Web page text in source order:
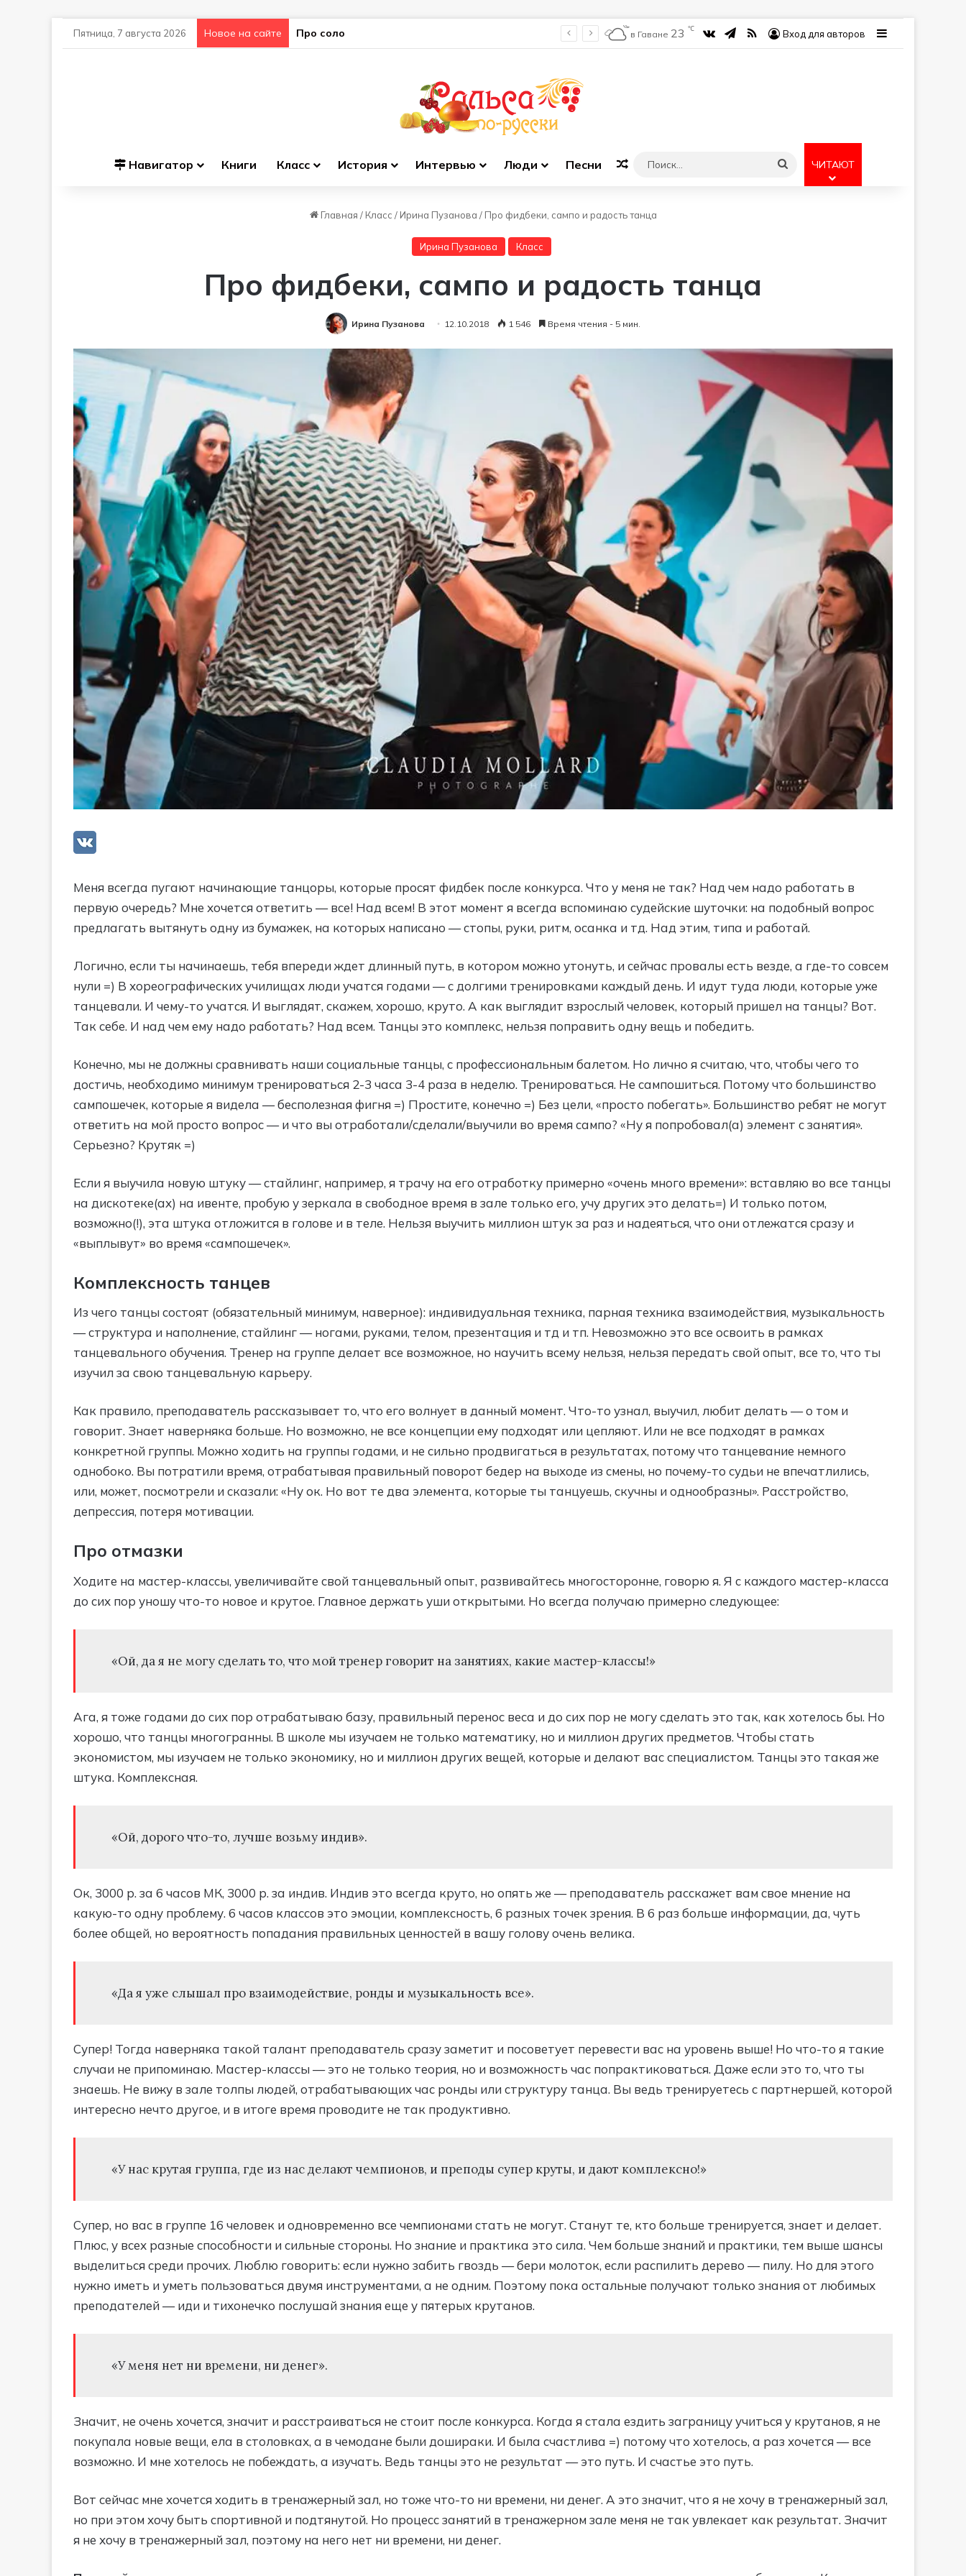
Пятница, 7 августа 2026 Новое на сайте Про соло в Гаване 23 ℃ vk.comTelegram
RSS Вход для авторов
Навигатор Книги Класс История Интервью Люди Песни Случайная статья Поиск...ЧИТАЮТ
Главная / Класс / Ирина Пузанова / Про фидбеки, сампо и радость танца
Ирина Пузанова Класс
Про фидбеки, сампо и радость танца
Ирина Пузанова 12.10.2018 1 546 Время чтения - 5 мин.
Меня всегда пугают начинающие танцоры, которые просят фидбек после конкурса. Что у меня не так? Над чем надо работать в
первую очередь? Мне хочется ответить — все! Над всем! В этот момент я всегда вспоминаю судейские шуточки: на подобный вопрос
предлагать вытянуть одну из бумажек, на которых написано — стопы, руки, ритм, осанка и тд. Над этим, типа и работай.
Логично, если ты начинаешь, тебя впереди ждет длинный путь, в котором можно утонуть, и сейчас провалы есть везде, а где-то совсем
нули =) В хореографических училищах люди учатся годами — с долгими тренировками каждый день. И идут туда люди, которые уже
танцевали. И чему-то учатся. И выглядят, скажем, хорошо, круто. А как выглядит взрослый человек, который пришел на танцы? Вот.
Так себе. И над чем ему надо работать? Над всем. Танцы это комплекс, нельзя поправить одну вещь и победить.
Конечно, мы не должны сравнивать наши социальные танцы, с профессиональным балетом. Но лично я считаю, что, чтобы чего то
достичь, необходимо минимум тренироваться 2-3 часа 3-4 раза в неделю. Тренироваться. Не сампошиться. Потому что большинство
сампошечек, которые я видела — бесполезная фигня =) Простите, конечно =) Без цели, «просто побегать». Большинство ребят не могут
ответить на мой просто вопрос — и что вы отработали/сделали/выучили во время сампо? «Ну я попробовал(а) элемент с занятия».
Серьезно? Крутяк =)
Если я выучила новую штуку — стайлинг, например, я трачу на его отработку примерно «очень много времени»: вставляю во все танцы
на дискотеке(ах) на ивенте, пробую у зеркала в свободное время в зале только его, учу других это делать=) И только потом,
возможно(!), эта штука отложится в голове и в теле. Нельзя выучить миллион штук за раз и надеяться, что они отлежатся сразу и
«выплывут» во время «сампошечек».
Комплексность танцев
Из чего танцы состоят (обязательный минимум, наверное): индивидуальная техника, парная техника взаимодействия, музыкальность
— структура и наполнение, стайлинг — ногами, руками, телом, презентация и тд и тп. Невозможно это все освоить в рамках
танцевального обучения. Тренер на группе делает все возможное, но научить всему нельзя, нельзя передать свой опыт, все то, что ты
изучил за свою танцевальную карьеру.
Как правило, преподаватель рассказывает то, что его волнует в данный момент. Что-то узнал, выучил, любит делать — о том и
говорит. Знает наверняка больше. Но возможно, не все концепции ему подходят или цепляют. Или не все подходят в рамках
конкретной группы. Можно ходить на группы годами, и не сильно продвигаться в результатах, потому что танцевание немного
однобоко. Вы потратили время, отрабатывая правильный поворот бедер на выходе из смены, но почему-то судьи не впечатлились,
или, может, посмотрели и сказали: «Ну ок. Но вот те два элемента, которые ты танцуешь, скучны и однообразны». Расстройство,
депрессия, потеря мотивации.
Про отмазки
Ходите на мастер-классы, увеличивайте свой танцевальный опыт, развивайтесь многосторонне, говорю я. Я с каждого мастер-класса
до сих пор уношу что-то новое и крутое. Главное держать уши открытыми. Но всегда получаю примерно следующее:
«Ой, да я не могу сделать то, что мой тренер говорит на занятиях, какие мастер-классы!»
Ага, я тоже годами до сих пор отрабатываю базу, правильный перенос веса и до сих пор не могу сделать это так, как хотелось бы. Но
хорошо, что танцы многогранны. В школе мы изучаем не только математику, но и миллион других предметов. Чтобы стать
экономистом, мы изучаем не только экономику, но и миллион других вещей, которые и делают вас специалистом. Танцы это такая же
штука. Комплексная.
«Ой, дорого что-то, лучше возьму индив».
Ок, 3000 р. за 6 часов МК, 3000 р. за индив. Индив это всегда круто, но опять же — преподаватель расскажет вам свое мнение на
какую-то одну проблему. 6 часов классов это эмоции, комплексность, 6 разных точек зрения. В 6 раз больше информации, да, чуть
более общей, но вероятность попадания правильных ценностей в вашу голову очень велика.
«Да я уже слышал про взаимодействие, ронды и музыкальность все».
Супер! Тогда наверняка такой талант преподаватель сразу заметит и посоветует перевести вас на уровень выше! Но что-то я такие
случаи не припоминаю. Мастер-классы — это не только теория, но и возможность час попрактиковаться. Даже если это то, что ты
знаешь. Не вижу в зале толпы людей, отрабатывающих час ронды или структуру танца. Вы ведь тренируетесь с партнершей, которой
интересно нечто другое, и в итоге время проводите не так продуктивно.
«У нас крутая группа, где из нас делают чемпионов, и преподы супер круты, и дают комплексно!»
Супер, но вас в группе 16 человек и одновременно все чемпионами стать не могут. Станут те, кто больше тренируется, знает и делает.
Плюс, у всех разные способности и сильные стороны. Но знание и практика это сила. Чем больше знаний и практики, тем выше шансы
выделиться среди прочих. Люблю говорить: если нужно забить гвоздь — бери молоток, если распилить дерево — пилу. Но для этого
нужно иметь и уметь пользоваться двумя инструментами, а не одним. Поэтому пока остальные получают только знания от любимых
преподателей — иди и тихонечко послушай знания еще у пятерых крутанов.
«У меня нет ни времени, ни денег».
Значит, не очень хочется, значит и расстраиваться не стоит после конкурса. Когда я стала ездить заграницу учиться у крутанов, я не
покупала новые вещи, ела в столовках, а в чемодане были дошираки. И была счастлива =) потому что хотелось, а раз хочется — все
возможно. И мне хотелось не побеждать, а изучать. Ведь танцы это не результат — это путь. И счастье это путь.
Вот сейчас мне хочется ходить в тренажерный зал, но тоже что-то ни времени, ни денег. А это значит, что я не хочу в тренажерный зал,
но при этом хочу быть спортивной и подтянутой. Но процесс занятий в тренажерном зале меня не так увлекает как результат. Значит
я не хочу в тренажерный зал, поэтому на него нет ни времени, ни денег.